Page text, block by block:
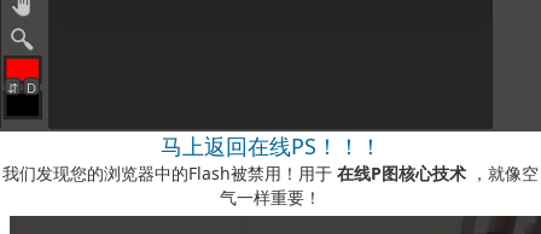
马上返回在线PS！！！
我们发现您的浏览器中的Flash被禁用！用于 在线P图核心技术 ，就像空
气一样重要！
如何启用它？-您可以在我们的视频说明中看到此处